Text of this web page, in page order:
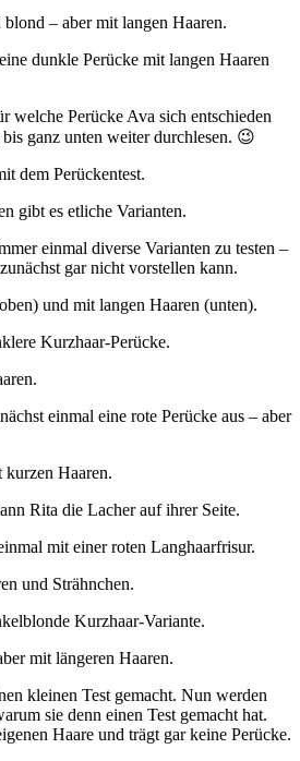
– aber mit langen Haaren.
dunkle Perücke mit langen Haaren
welche Perücke Ava sich entschieden
ganz unten weiter durchlesen. 😉
dem Perückentest.
gibt es etliche Varianten.
einmal diverse Varianten zu testen –
gar nicht vorstellen kann.
und mit langen Haaren (unten).
Kurzhaar-Perücke.
einmal eine rote Perücke aus – aber
Haaren.
Rita die Lacher auf ihrer Seite.
mit einer roten Langhaarfrisur.
und Strähnchen.
Kurzhaar-Variante.
mit längeren Haaren.
kleinen Test gemacht. Nun werden
sie denn einen Test gemacht hat.
Haare und trägt gar keine Perücke.